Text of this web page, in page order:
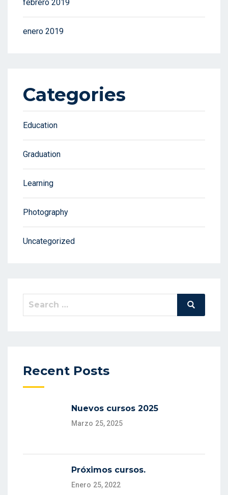
febrero 2019
enero 2019
Categories
Education
Graduation
Learning
Photography
Uncategorized
Search
Search
Recent Posts
Nuevos cursos 2025
Marzo 25, 2025
Próximos cursos.
Enero 25, 2022